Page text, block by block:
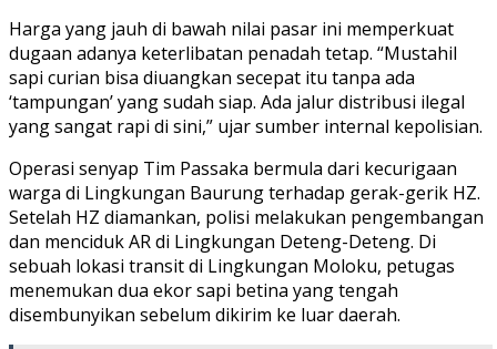
Harga yang jauh di bawah nilai pasar ini memperkuat
dugaan adanya keterlibatan penadah tetap. “Mustahil
sapi curian bisa diuangkan secepat itu tanpa ada
‘tampungan’ yang sudah siap. Ada jalur distribusi ilegal
yang sangat rapi di sini,” ujar sumber internal kepolisian.
Operasi senyap Tim Passaka bermula dari kecurigaan
warga di Lingkungan Baurung terhadap gerak-gerik HZ.
Setelah HZ diamankan, polisi melakukan pengembangan
dan menciduk AR di Lingkungan Deteng-Deteng. Di
sebuah lokasi transit di Lingkungan Moloku, petugas
menemukan dua ekor sapi betina yang tengah
disembunyikan sebelum dikirim ke luar daerah.